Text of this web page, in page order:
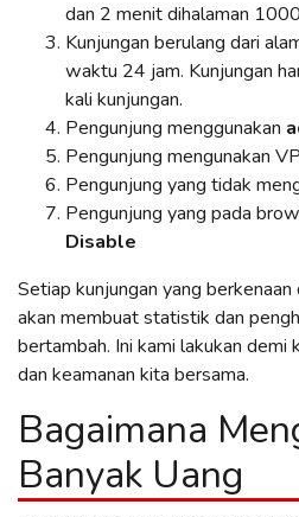
dan 2 menit dihalaman
Kunjungan berulang dari
waktu 24 jam. Kunjungan
kali kunjungan.
Pengunjung menggunakan
Pengunjung mengunakan
Pengunjung yang tidak
Pengunjung yang pada
Disable
Setiap kunjungan yang
akan membuat statistik dan
bertambah. Ini kami lakukan demi
dan keamanan kita bersama.
Bagaimana
Banyak Uang